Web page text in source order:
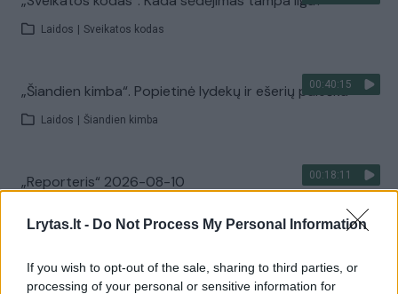
Lrytas.lt - Do Not Process My Personal Information
If you wish to opt-out of the sale, sharing to third parties, or
processing of your personal or sensitive information for
Laidos Sveikatos kodas
00:40:15
„Šiandien kimba“. Popietinė lydekų ir ešerių paieška
Laidos Šiandien kimba
00:18:11
„Reporteris“ 2026-08-10
Visi įrašai